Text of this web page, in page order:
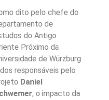
dito pelo chefe do
de
do Antigo
Próximo da
de Würzburg
responsáveis pelo
Daniel
, o impacto da